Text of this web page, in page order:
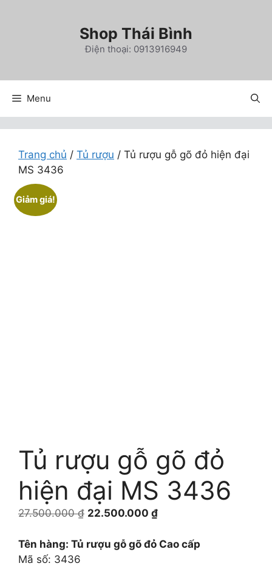
Shop Thái Bình
Điện thoại: 0913916949
Menu
Trang chủ / Tủ rượu / Tủ rượu gỗ gõ đỏ hiện đại
MS 3436
Giảm giá!
Tủ rượu gỗ gõ đỏ
hiện đại MS 3436
27.500.000₫ Giá
là:
22.500.000 ₫Giá
tại
Tên hàng: Tủ rượu gỗ gõ đỏ Cao cấp
Mã số: 3436